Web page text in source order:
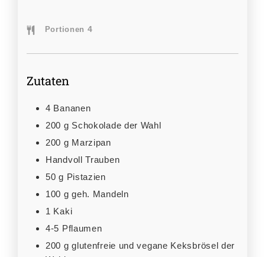
Portionen 4
Zutaten
4 Bananen
200 g Schokolade der Wahl
200 g Marzipan
Handvoll Trauben
50 g Pistazien
100 g geh. Mandeln
1 Kaki
4-5 Pflaumen
200 g glutenfreie und vegane Keksbrösel der